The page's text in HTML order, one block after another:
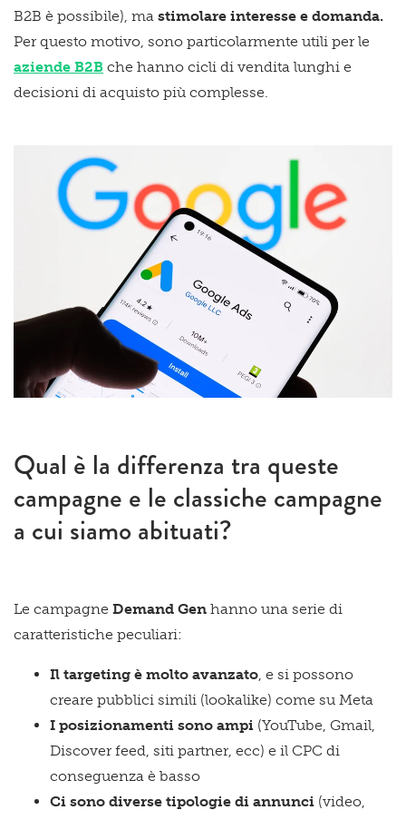
B2B è possibile), ma stimolare interesse e domanda.
Per questo motivo, sono particolarmente utili per le
aziende B2B che hanno cicli di vendita lunghi e
decisioni di acquisto più complesse.
Qual è la differenza tra queste
campagne e le classiche campagne
a cui siamo abituati?
Le campagne Demand Gen hanno una serie di
caratteristiche peculiari:
Il targeting è molto avanzato, e si possono
creare pubblici simili (lookalike) come su Meta
I posizionamenti sono ampi (YouTube, Gmail,
Discover feed, siti partner, ecc) e il CPC di
conseguenza è basso
Ci sono diverse tipologie di annunci (video,